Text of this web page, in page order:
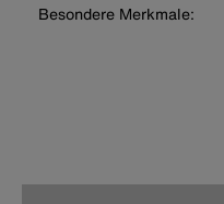
Besondere Merkmale: